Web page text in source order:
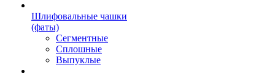
Шлифовальные чашки
(фаты)
Сегментные
Сплошные
Выпуклые